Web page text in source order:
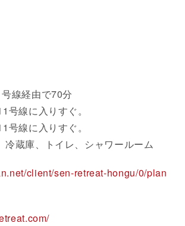
線経由で70分
線に入りすぐ。
線に入りすぐ。
蔵庫、トイレ、シャワールーム
client/sen-retreat-hongu/0/plan